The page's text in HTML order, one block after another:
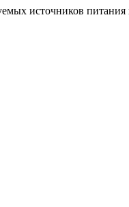
источников питания